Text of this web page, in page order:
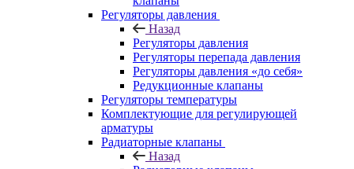
Регуляторы давления
Назад
Регуляторы давления
Регуляторы перепада давления
Регуляторы давления «до себя»
Редукционные клапаны
Регуляторы температуры
Комплектующие для регулирующей
арматуры
Радиаторные клапаны
Назад